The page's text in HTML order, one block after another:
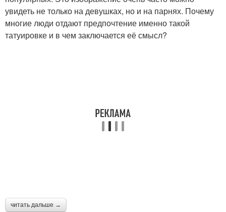
увидеть не только на девушках, но и на парнях. Почему
многие люди отдают предпочтение именно такой
татуировке и в чем заключается её смысл?
читать дальше →